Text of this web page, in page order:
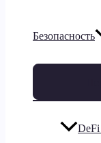
Безопасность